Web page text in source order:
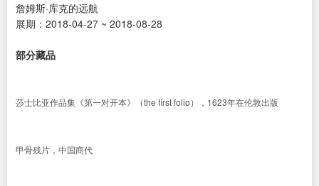
詹姆斯·库克的远航
展期：2018-04-27 ~ 2018-08-28
部分藏品
莎士比亚作品集《第一对开本》（the first folio），1623年在伦敦出版
甲骨残片，中国商代